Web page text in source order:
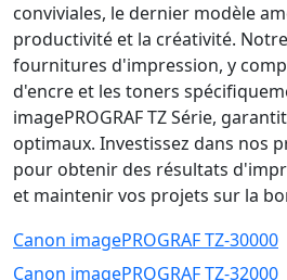
conviviales, le dernier modèle
productivité et la créativité.
fournitures d'impression, y
d'encre et les toners
imagePROGRAF TZ Série,
optimaux. Investissez dans nos
pour obtenir des résultats
et maintenir vos projets sur la
Canon imagePROGRAF TZ-30000
Canon imagePROGRAF TZ-32000